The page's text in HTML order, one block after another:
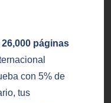
26,000 páginas
con 5% de
tus